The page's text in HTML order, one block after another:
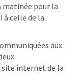
matinée pour la
celle de la
aux
internet de la